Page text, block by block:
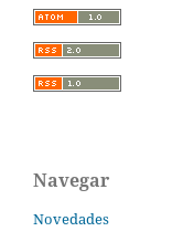
Navegar
Novedades